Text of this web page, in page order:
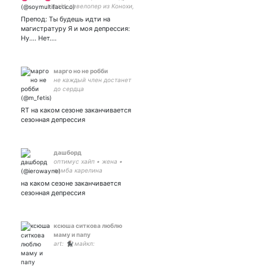
pain, девелопер из Конохи,
Курапику
Препод: Ты будешь идти на
магистратуру Я и моя депрессия:
Ну.... Нет....
марго но не робби
не каждый член достанет
до сердца
RT на каком сезоне заканчивается
сезонная депрессия
дашборд
оптимус хайп • жена •
ламба карелина
на каком сезоне заканчивается
сезонная депрессия
ксюша ситкова люблю
маму и папу
art: 🐈‍⬛ майкл: